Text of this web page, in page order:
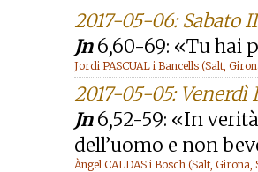
2017-05-06: Sabato
Jn6,60-69: «Tu hai
Jordi PASCUAL i Bancells (Salt,
2017-05-05: Venerdì
Jn6,52-59: «In
dell’uomo e non
Àngel CALDAS i Bosch (Salt, Girona,